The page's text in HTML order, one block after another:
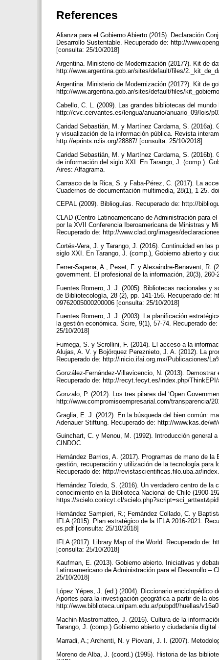
References
Alianza para el Gobierno Abierto (2015). Declaración
Desarrollo Sustentable. Recuperado de: http://
[consulta: 25/10/2018]
Argentina. Ministerio de Modernización (2017?). Kit de
http://www.argentina.gob.ar/sites/default/files/
Argentina. Ministerio de Modernización (2017?). Kit de
http://www.argentina.gob.ar/sites/default/files/
Cabello, C. L. (2009). Las grandes bibliotecas del
http://cvc.cervantes.es/lengua/anuario/anuario_09/lois/
Caridad Sebastián, M. y Martínez Cardama, S. (2016a).
y visualización de la información pública. Revista
http://eprints.rclis.org/28887/ [consulta: 25/10/2018]
Caridad Sebastián, M. y Martínez Cardama, S. (2016b).
de información del siglo XXI. En Tarango, J. (comp.).
Aires: Alfagrama.
Carrasco de la Rica, S. y Faba-Pérez, C. (2017). La
Cuadernos de documentación multimedia, 28(1), 1-25.
CEPAL (2009). Biblioguías. Recuperado de: http://
CLAD (Centro Latinoamericano de Administración para
por la XVII Conferencia Iberoamericana de Ministras y
Recuperado de: http://www.clad.org/images/
Cortés-Vera, J. y Tarango, J. (2016). Continuidad en
siglo XXI. En Tarango, J. (comp.), Gobierno abierto y
Ferrer-Sapena, A.; Peset, F. y Alexaindre-Benavent, R.
government. El profesional de la información, 20(3),
Fuentes Romero, J. J. (2005). Bibliotecas nacionales y
de Bibliotecología, 28 (2), pp. 141-156. Recuperado de:
09762005000200006 [consulta: 25/10/2018]
Fuentes Romero, J. J. (2003). La planificación
la gestión económica. Scire, 9(1), 57-74. Recuperado
25/10/2018]
Fumega, S. y Scrollini, F. (2014). El acceso a la
Alujas, A. V. y Bojórquez Pereznieto, J. A. (2012). La
Recuperado de: http://inicio.ifai.org.mx/Publicaciones/
González-Fernández-Villavicencio, N. (2013).
Recuperado de: http://recyt.fecyt.es/index.php/
Gonzalo, P. (2012). Los tres pilares del ‘Open
http://www.compromisoempresarial.com/transparencia/
Graglia, E. J. (2012). En la búsqueda del bien común:
Adenauer Stiftung. Recuperado de: http://www.kas.de/
Guinchart, C. y Menou, M. (1992). Introducción general
CINDOC.
Hernández Barrios, A. (2017). Programas de mano de
gestión, recuperación y utilización de la tecnología para
Recuperado de: http://revistascientificas.filo.uba.ar/
Hernández Toledo, S. (2016). Un verdadero centro de
conocimiento en la Biblioteca Nacional de Chile (1900-
https://scielo.conicyt.cl/
Hernández Sampieri, R.; Fernández Collado, C. y
IFLA (2015). Plan estratégico de la IFLA 2016-2021.
es.pdf [consulta: 25/10/2018]
IFLA (2017). Library Map of the World. Recuperado de:
[consulta: 25/10/2018]
Kaufman, E. (2013). Gobierno abierto. Iniciativas y
Latinoamericano de Administración para el Desarrollo –
25/10/2018]
López Yépes, J. (ed.) (2004). Diccionario enciclopédico
Aportes para la investigación geográfica a partir de la
http://www.biblioteca.unlpam.edu.ar/pubpdf/huellas/
Machin-Mastromatteo, J. (2016). Cultura de la
Tarango, J. (comp.) Gobierno abierto y ciudadanía
Marradi, A.; Archenti, N. y Piovani, J. I. (2007).
Moreno de Alba, J. (coord.) (1995). Historia de las